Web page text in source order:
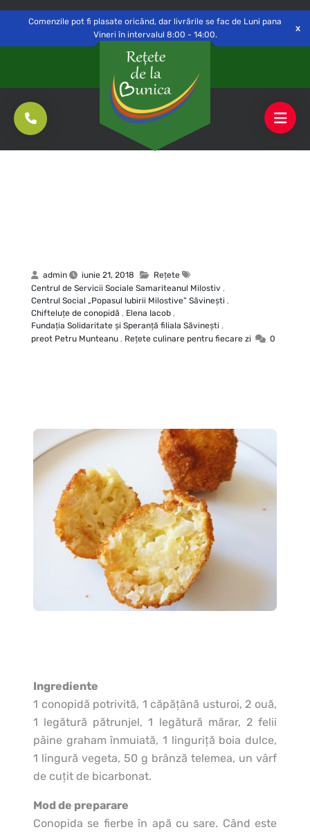
Delivery toSăvinești, NT Switch Open
Comenzile pot fi plasate oricând, dar livrările se fac de Luni pana
Vineri în intervalul 8:00 - 14:00.
admin iunie 21, 2018
Rețete
Centrul de Servicii Sociale Samariteanul Milostiv ,
Centrul Social „Popasul Iubirii Milostive” Săvineşti ,
Chifteluţe de conopidă , Elena Iacob ,
Fundaţia Solidaritate şi Speranţă filiala Săvineşti ,
preot Petru Munteanu , Rețete culinare pentru fiecare zi 0
Ingrediente
1 conopidă potrivită, 1 căpăţână usturoi, 2 ouă,
1 legătură pătrunjel, 1 legătură mărar, 2 felii
pâine graham înmuiată, 1 linguriţă boia dulce,
1 lingură vegeta, 50 g brânză telemea, un vârf
de cuţit de bicarbonat.
Mod de preparare
Conopida se fierbe în apă cu sare. Când este